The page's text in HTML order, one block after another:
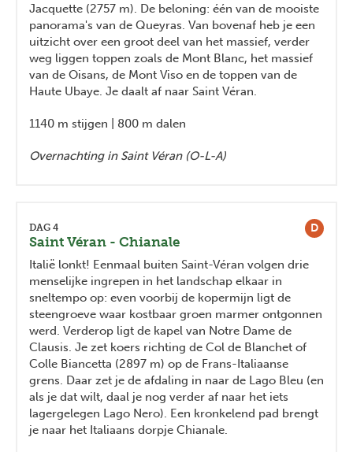
Jacquette (2757 m). De beloning: één van de mooiste
panorama's van de Queyras. Van bovenaf heb je een
uitzicht over een groot deel van het massief, verder
weg liggen toppen zoals de Mont Blanc, het massief
van de Oisans, de Mont Viso en de toppen van de
Haute Ubaye. Je daalt af naar Saint Véran.
1140 m stijgen | 800 m dalen
Overnachting in Saint Véran (O-L-A)
D
DAG 4
Saint Véran - Chianale
Italië lonkt! Eenmaal buiten Saint-Véran volgen drie
menselijke ingrepen in het landschap elkaar in
sneltempo op: even voorbij de kopermijn ligt de
steengroeve waar kostbaar groen marmer ontgonnen
werd. Verderop ligt de kapel van Notre Dame de
Clausis. Je zet koers richting de Col de Blanchet of
Colle Biancetta (2897 m) op de Frans-Italiaanse
grens. Daar zet je de afdaling in naar de Lago Bleu (en
als je dat wilt, daal je nog verder af naar het iets
lagergelegen Lago Nero). Een kronkelend pad brengt
je naar het Italiaans dorpje Chianale.